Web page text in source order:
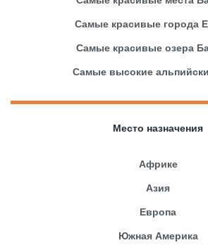
Самые красивые города
Самые красивые озера
Самые высокие
Место назначения
Африке
Азия
Европа
Южная Америка